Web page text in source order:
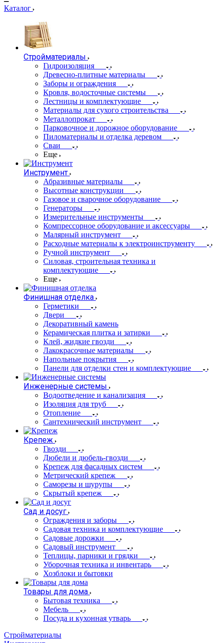
Каталог
Стройматериалы
Гидроизоляция
Древесно-плитные материалы
Заборы и ограждения
Кровля, водосточные системы
Лестницы и комплектующие
Материалы для сухого строительства
Металлопрокат
Парковочное и дорожное оборудование
Пиломатериалы и отделка деревом
Сваи
Еще
Инструмент
Абразивные материалы
Высотные конструкции
Газовое и сварочное оборудование
Генераторы
Измерительные инструменты
Компрессорное оборудование и аксессуары
Малярный инструмент
Расходные материалы к электроинструменту
Ручной инструмент
Силовая, строительная техника и
комплектующие
Еще
Финишная отделка
Герметики
Двери
Декоративный камень
Керамическая плитка и затирки
Клей, жидкие гвозди
Лакокрасочные материалы
Напольные покрытия
Панели для отделки стен и комплектующие
Инженерные системы
Водоотведение и канализация
Изоляция для труб
Отопление
Сантехнический инструмент
Крепеж
Гвозди
Дюбели и дюбель-гвозди
Крепеж для фасадных систем
Метрический крепеж
Саморезы и шурупы
Скрытый крепеж
Сад и досуг
Ограждения и заборы
Садовая техника и комплектующие
Садовые дорожки
Садовый инструмент
Теплицы, парники и грядки
Уборочная техника и инвентарь
Хозблоки и бытовки
Товары для дома
Бытовая техника
Мебель
Посуда и кухонная утварь
Стройматериалы